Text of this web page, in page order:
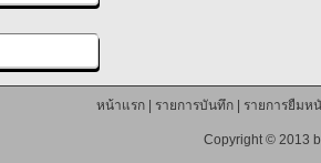
หน้าแรก| รายการบันทึก| รายการยืมห
Copyright © 2013